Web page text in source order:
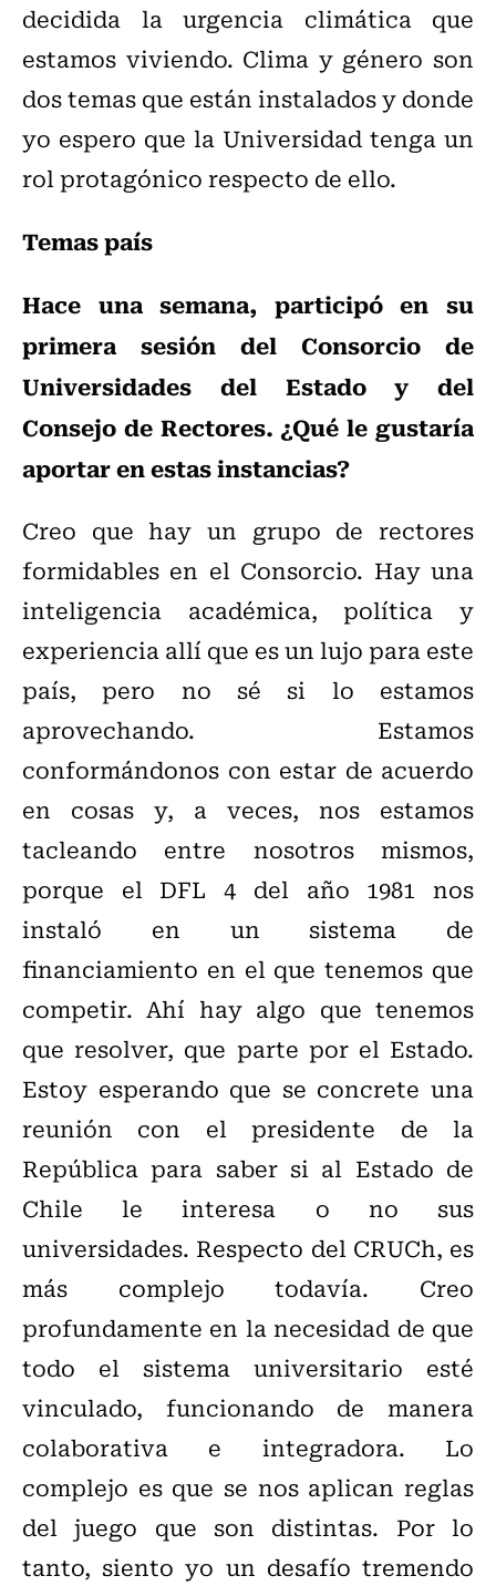
decidida la urgencia climática que
estamos viviendo. Clima y género son
dos temas que están instalados y donde
yo espero que la Universidad tenga un
rol protagónico respecto de ello.
Temas país
Hace una semana, participó en su
primera sesión del Consorcio de
Universidades del Estado y del
Consejo de Rectores. ¿Qué le gustaría
aportar en estas instancias?
Creo que hay un grupo de rectores
formidables en el Consorcio. Hay una
inteligencia académica, política y
experiencia allí que es un lujo para este
país, pero no sé si lo estamos
aprovechando. Estamos
conformándonos con estar de acuerdo
en cosas y, a veces, nos estamos
tacleando entre nosotros mismos,
porque el DFL 4 del año 1981 nos
instaló en un sistema de
financiamiento en el que tenemos que
competir. Ahí hay algo que tenemos
que resolver, que parte por el Estado.
Estoy esperando que se concrete una
reunión con el presidente de la
República para saber si al Estado de
Chile le interesa o no sus
universidades. Respecto del CRUCh, es
más complejo todavía. Creo
profundamente en la necesidad de que
todo el sistema universitario esté
vinculado, funcionando de manera
colaborativa e integradora. Lo
complejo es que se nos aplican reglas
del juego que son distintas. Por lo
tanto, siento yo un desafío tremendo